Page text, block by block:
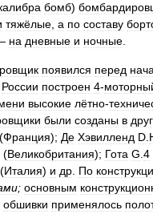
бомб)
тяжёлые а по составу
на дневные и ночные
появился перед
России построен 4-
высокие лётно-
были созданы в
(Франция); Де Хэвилленд D
(Великобритания); Гота G 4
(Италия) и др По
; основным
обшивки применялось